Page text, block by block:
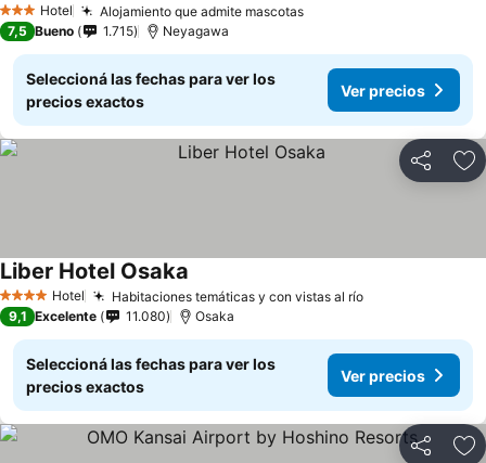
3 Estrellas
Hotel Alojamiento que admite mascotas
7,5 Bueno 1.715 Neyagawa
Seleccioná las fechas para ver los
precios exactos
Ver precios
Compartir
4 EstrellasHotel Habitaciones temáticas y con vistas al río
Liber Hotel Osaka
9,1 Excelente 11.080 Osaka
Seleccioná las fechas para ver los
precios exactos
Ver precios
Compartir